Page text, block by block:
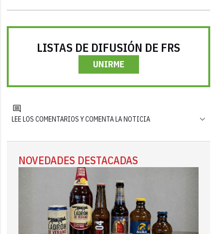
LISTAS DE DIFUSIÓN DE FRS
UNIRME
LEE LOS COMENTARIOS Y COMENTA LA NOTICIA
NOVEDADES DESTACADAS